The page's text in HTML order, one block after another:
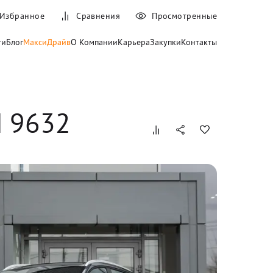
БлогМаксиДрайвО КомпанииКарьераЗакупкиКонтакты
Избранное Сравнения Просмотренные